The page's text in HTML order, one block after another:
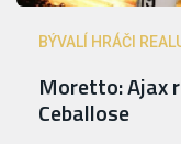
BÝVALÍ HRÁČI
Moretto: Ajax
Ceballose